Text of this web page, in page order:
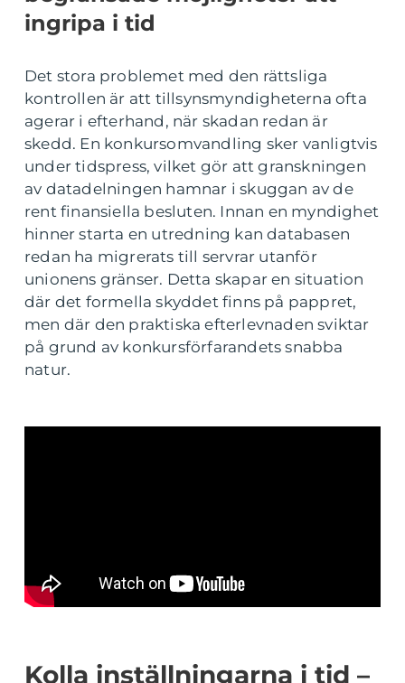
ingripa i tid
Det stora problemet med den rättsliga
kontrollen är att tillsynsmyndigheterna ofta
agerar i efterhand, när skadan redan är
skedd. En konkursomvandling sker vanligtvis
under tidspress, vilket gör att granskningen
av datadelningen hamnar i skuggan av de
rent finansiella besluten. Innan en myndighet
hinner starta en utredning kan databasen
redan ha migrerats till servrar utanför
unionens gränser. Detta skapar en situation
där det formella skyddet finns på pappret,
men där den praktiska efterlevnaden sviktar
på grund av konkursförfarandets snabba
natur.
Kolla inställningarna i tid –